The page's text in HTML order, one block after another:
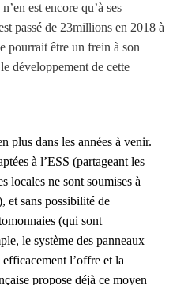
est encore qu’à ses
passé de 23millions en 2018 à
pourrait être un frein à son
développement de cette
plus dans les années à venir.
à l’ESS (partageant les
locales ne sont soumises à
et sans possibilité de
(qui sont
le système des panneaux
l’offre et la
propose déjà ce moyen